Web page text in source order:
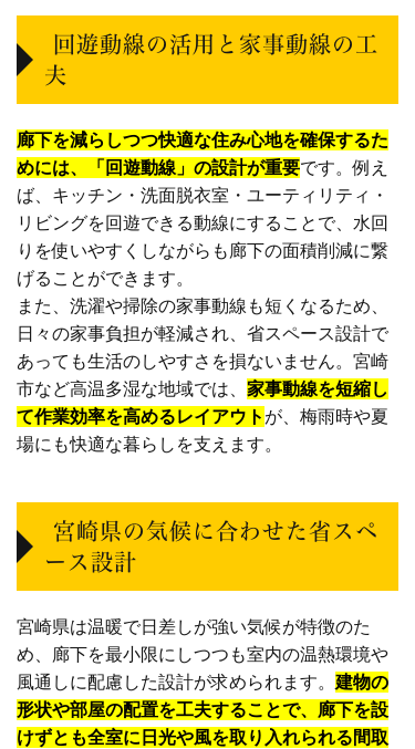
回遊動線の活用と家事動線の工
夫
廊下を減らしつつ快適な住み心地を確保するた
めには、「回遊動線」の設計が重要です。例え
ば、キッチン・洗面脱衣室・ユーティリティ・
リビングを回遊できる動線にすることで、水回
りを使いやすくしながらも廊下の面積削減に繋
げることができます。
また、洗濯や掃除の家事動線も短くなるため、
日々の家事負担が軽減され、省スペース設計で
あっても生活のしやすさを損ないません。宮崎
市など高温多湿な地域では、 家事動線を短縮し
て作業効率を高めるレイアウト が、梅雨時や夏
場にも快適な暮らしを支えます。
宮崎県の気候に合わせた省スペ
ース設計
宮崎県は温暖で日差しが強い気候が特徴のた
め、廊下を最小限にしつつも室内の温熱環境や
風通しに配慮した設計が求められます。 建物の
形状や部屋の配置を工夫することで、廊下を設
けずとも全室に日光や風を取り入れられる間取